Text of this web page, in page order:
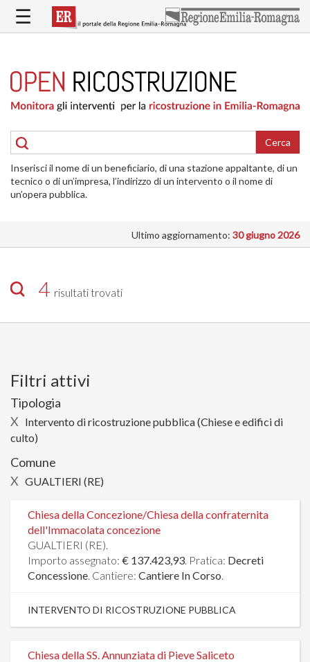
contenuto
RICOSTRUZIONE
PUBBLICA
DELLE
ABITAZIONI
RICOSTRUZIONE
ATTIVITÀ
INTERVENTI
SI
☰
Cerca
Inserisci il nome di un beneficiario, di una stazione appaltante, di un
tecnico o di un’impresa, l’indirizzo di un intervento o il nome di
un’opera pubblica.
Ultimo aggiornamento: 30 giugno 2026
4 risultati trovati
Filtri attivi
Tipologia
X Intervento di ricostruzione pubblica (Chiese e edifici di
culto)
Comune
X GUALTIERI (RE)
Chiesa della Concezione/Chiesa della confraternita
dell'Immacolata concezione
GUALTIERI (RE).
Importo assegnato: € 137.423,93. Pratica: Decreti
Concessione. Cantiere: Cantiere In Corso.
INTERVENTO DI RICOSTRUZIONE PUBBLICA
Chiesa della SS. Annunziata di Pieve Saliceto